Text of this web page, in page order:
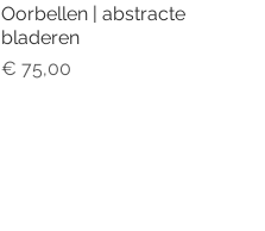
Snel overzicht
Oorbellen | abstracte
bladeren
Prijs
€ 75,00